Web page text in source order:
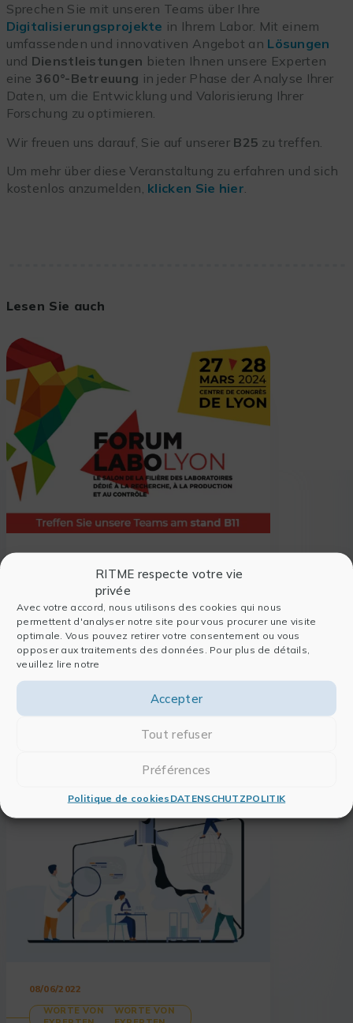
RITME respecte votre vie
privée
Avec votre accord, nous utilisons des cookies qui nous
permettent d'analyser notre site pour vous procurer une visite
optimale. Vous pouvez retirer votre consentement ou vous
opposer aux traitements des données. Pour plus de détails,
veuillez lire notre
Accepter
Tout refuser
Préférences
Politique de cookies DATENSCHUTZPOLITIK
Sprechen Sie mit unseren Teams über Ihre
Digitalisierungsprojekte in Ihrem Labor. Mit einem
umfassenden und innovativen Angebot an Lösungen
und Dienstleistungen bieten Ihnen unsere Experten
eine 360°-Betreuung in jeder Phase der Analyse Ihrer
Daten, um die Entwicklung und Valorisierung Ihrer
Forschung zu optimieren.
Wir freuen uns darauf, Sie auf unsererB25 zu treffen.
Um mehr über diese Veranstaltung zu erfahren und sich
kostenlos anzumelden, klicken Sie hier.
Lesen Sie auch
RITME nimmt am 27. und 28. März
an der FORUM LABO 2024 in Lyon
teil
Besuchen Sie uns am Stand B11, um Ihre
Digitalisierungsprojekte zu diskutieren,
aber auch um Themen wie
technologische Innovationen, die
Nutzung von Forschungsdaten und
beitragen, das Labor von morgen zu
08/06/2022
WORTE VON
WORTE VON